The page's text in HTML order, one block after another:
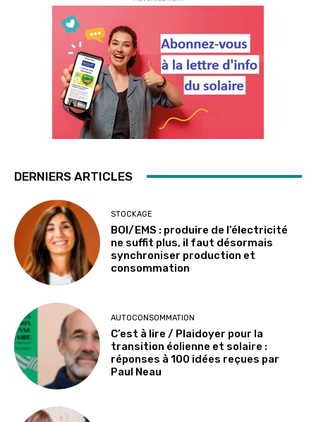
DERNIERS ARTICLES
STOCKAGE
BOI/EMS : produire de l’électricité
ne suffit plus, il faut désormais
synchroniser production et
consommation
AUTOCONSOMMATION
C’est à lire / Plaidoyer pour la
transition éolienne et solaire :
réponses à 100 idées reçues par
Paul Neau